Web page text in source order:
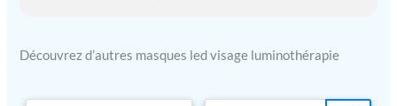
Découvrez d’autres masques led visage luminothérapie